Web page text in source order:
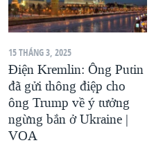
QUAN HỆ VIỆT MỸ
15 THÁNG 3, 2025
Điện Kremlin: Ông Putin
đã gửi thông điệp cho
ông Trump về ý tưởng
ngừng bắn ở Ukraine |
VOA